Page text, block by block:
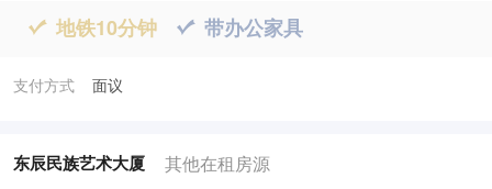
 地铁10分钟  带办公家具
支付方式 面议
东辰民族艺术大厦 其他在租房源